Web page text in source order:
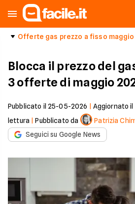
Offerte gas prezzo a fisso maggio
Blocca il prezzo del
3 offerte di maggio
Pubblicato il 25-05-2026 Aggiornato il
lettura |Pubblicato da
Patrizia
Seguici su Google News